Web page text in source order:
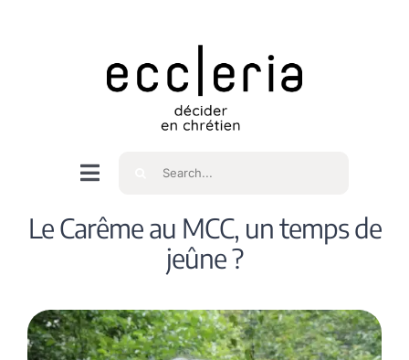
Navigation
bascule
Accueil
Intéressés
Rechercher
Le Carême au MCC, un temps de
jeûne ?